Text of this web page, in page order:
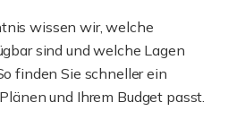
wissen wir, welche
sind und welche Lagen
finden Sie schneller ein
und Ihrem Budget passt.